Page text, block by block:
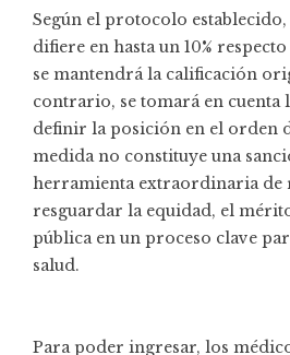
Según el protocolo
difiere en hasta un 10%
se mantendrá la calificación
contrario, se tomará en cuenta
definir la posición en el orden
medida no constituye una
herramienta extraordinaria de
resguardar la equidad, el
pública en un proceso clave
salud.
Para poder ingresar, los